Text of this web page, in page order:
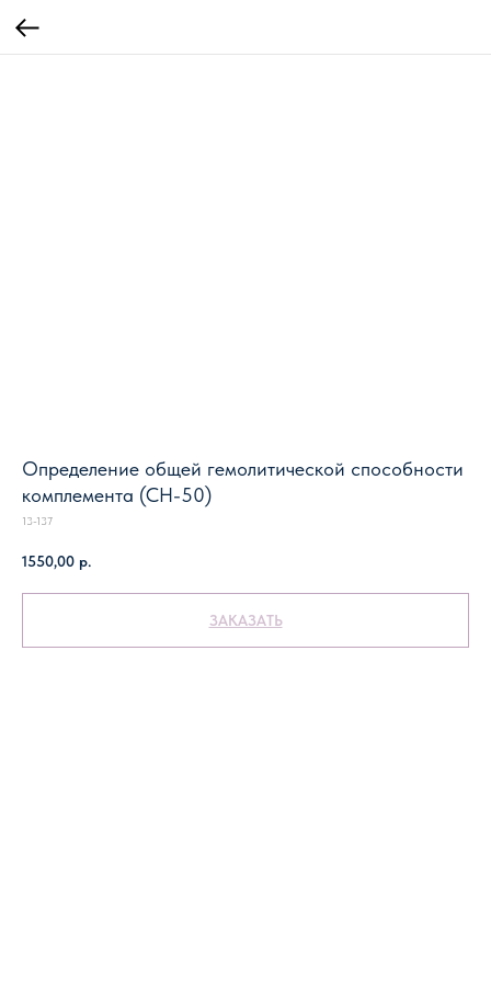
Определение общей гемолитической способности
комплемента (CH-50)
13-137
1550,00 р.
ЗАКАЗАТЬ